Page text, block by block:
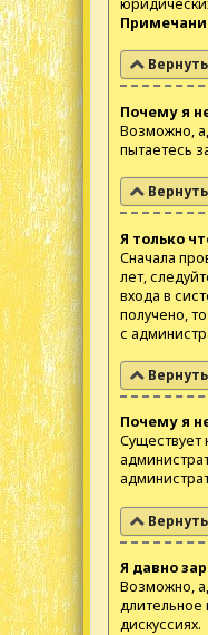
Почему я
Возможно,
пытаетесь
Я только
Сначала
лет,
входа в
получено,
с
Почему я
Существует
Я давно
Возможно,
длительное
дискуссиях.